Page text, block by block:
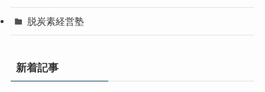
脱炭素経営塾
新着記事